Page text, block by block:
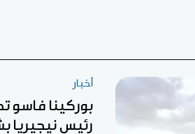
أخبار
بوركينا فاسو
رئيس نيجيريا